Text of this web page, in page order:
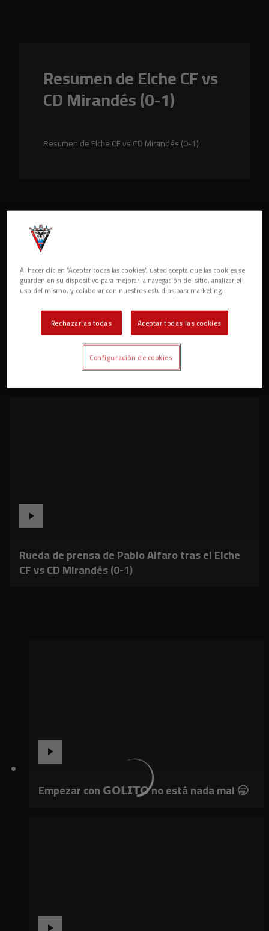
Resumen de Elche CF vs
CD Mirandés (0-1)
Resumen de Elche CF vs CD Mirandés (0-1)
Rueda de prensa de Pablo Alfaro tras el Elche
CF vs CD MIrandés (0-1)
Empezar con 𝗚𝗢𝗟𝗜𝗧𝗢 no está nada mal 🥱
Al hacer clic en “Aceptar todas las cookies”, usted acepta que las cookies se
guarden en su dispositivo para mejorar la navegación del sitio, analizar el
uso del mismo, y colaborar con nuestros estudios para marketing.
Rechazarlas todas Aceptar todas las cookies
Configuración de cookies